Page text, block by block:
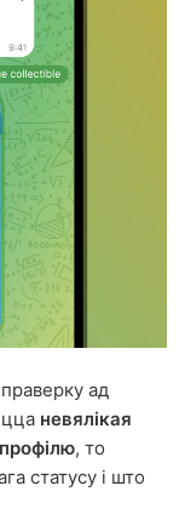
ад
невялікая
, то
статусу і што